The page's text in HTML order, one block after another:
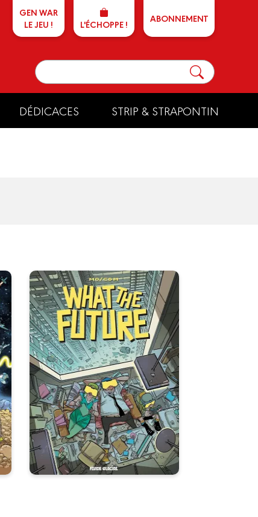
GEN WAR
LE JEU !
L'ÉCHOPPE ! ABONNEMENT
DÉDICACES STRIP & STRAPONTIN
What The Future
Date de parution :
24/08/2016
Mo/CDM n'est jamais aussi bon
que quand il évolue dans son
univers favori : le
futuro/humoristique.